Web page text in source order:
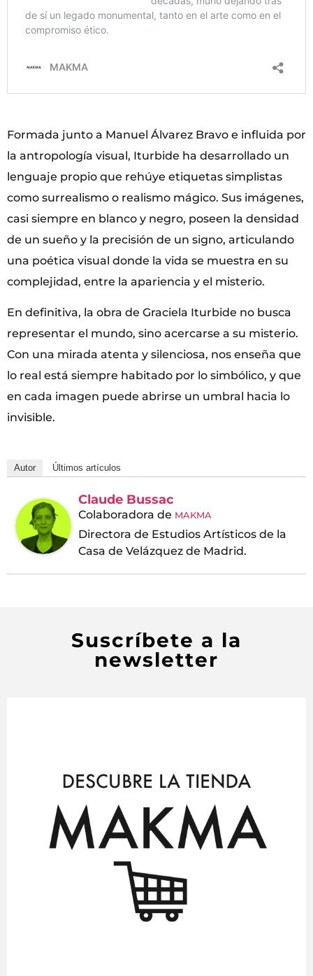
Formada junto a Manuel Álvarez Bravo e influida por
la antropología visual, Iturbide ha desarrollado un
lenguaje propio que rehúye etiquetas simplistas
como surrealismo o realismo mágico. Sus imágenes,
casi siempre en blanco y negro, poseen la densidad
de un sueño y la precisión de un signo, articulando
una poética visual donde la vida se muestra en su
complejidad, entre la apariencia y el misterio.
En definitiva, la obra de Graciela Iturbide no busca
representar el mundo, sino acercarse a su misterio.
Con una mirada atenta y silenciosa, nos enseña que
lo real está siempre habitado por lo simbólico, y que
en cada imagen puede abrirse un umbral hacia lo
invisible.
Autor Últimos artículos
Claude Bussac
Colaboradora de MAKMA
Directora de Estudios Artísticos de la
Casa de Velázquez de Madrid.
Suscríbete a la
newsletter